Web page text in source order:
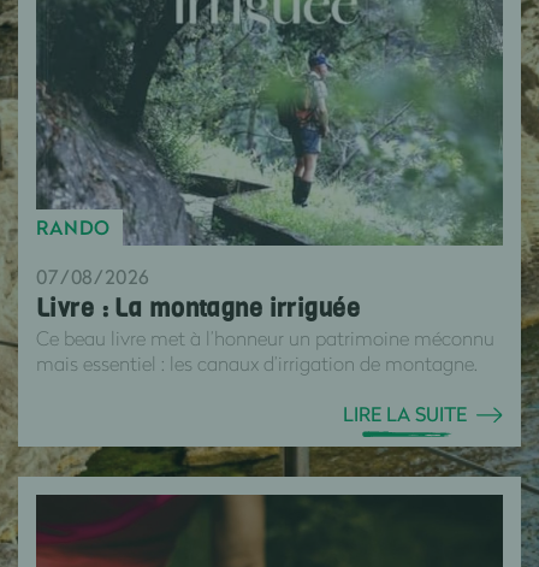
RANDO
07/08/2026
Livre : La montagne irriguée
Ce beau livre met à l’honneur un patrimoine méconnu
mais essentiel : les canaux d’irrigation de montagne.
LIRE LA SUITE